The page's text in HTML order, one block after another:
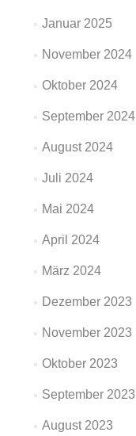
Januar 2025
November 2024
Oktober 2024
September 2024
August 2024
Juli 2024
Mai 2024
April 2024
März 2024
Dezember 2023
November 2023
Oktober 2023
September 2023
August 2023